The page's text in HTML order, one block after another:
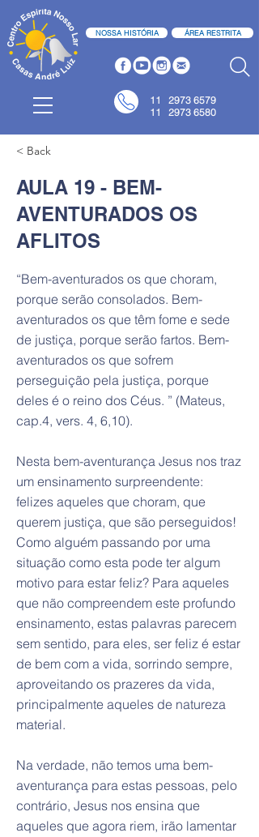
NOSSA HISTÓRIA ÁREA RESTRITA
11 2973 6579
11 2973 6580
< Back
AULA 19 - BEM-
AVENTURADOS OS
AFLITOS
“Bem-aventurados os que choram,
porque serão consolados. Bem-
aventurados os que têm fome e sede
de justiça, porque serão fartos. Bem-
aventurados os que sofrem
perseguição pela justiça, porque
deles é o reino dos Céus. ” (Mateus,
cap.4, vers. 4, 6,10).
Nesta bem-aventurança Jesus nos traz
um ensinamento surpreendente:
felizes aqueles que choram, que
querem justiça, que são perseguidos!
Como alguém passando por uma
situação como esta pode ter algum
motivo para estar feliz? Para aqueles
que não compreendem este profundo
ensinamento, estas palavras parecem
sem sentido, para eles, ser feliz é estar
de bem com a vida, sorrindo sempre,
aproveitando os prazeres da vida,
principalmente aqueles de natureza
material.
Na verdade, não temos uma bem-
aventurança para estas pessoas, pelo
contrário, Jesus nos ensina que
aqueles que agora riem, irão lamentar